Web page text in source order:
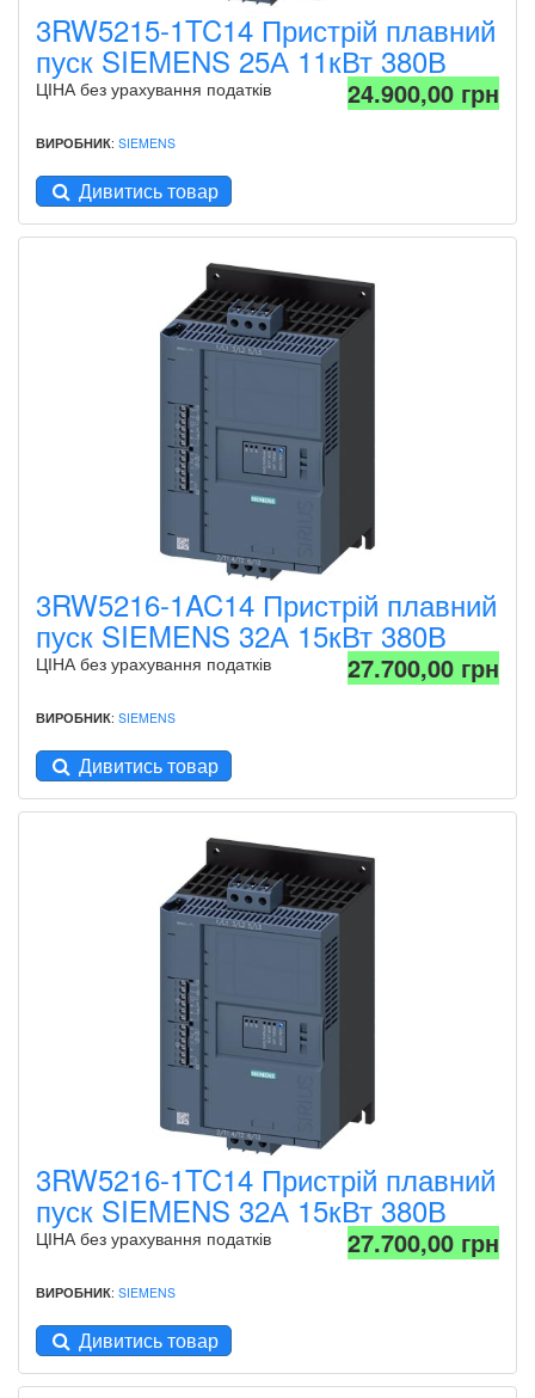
3RW5215-1TC14 Пристрій плавний
пуск SIEMENS 25А 11кВт 380В
ЦІНА без урахування податків 24.900,00 грн
ВИРОБНИК: SIEMENS
Дивитись товар
3RW5216-1AC14 Пристрій плавний
пуск SIEMENS 32А 15кВт 380В
ЦІНА без урахування податків 27.700,00 грн
ВИРОБНИК: SIEMENS
Дивитись товар
3RW5216-1TC14 Пристрій плавний
пуск SIEMENS 32А 15кВт 380В
ЦІНА без урахування податків 27.700,00 грн
ВИРОБНИК: SIEMENS
Дивитись товар